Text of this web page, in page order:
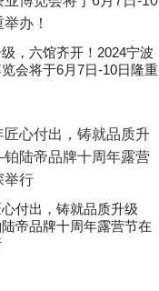
，六馆齐开！2024宁波
会将于6月7日-10日隆重
付出，铸就品质升级
帝品牌十周年露营节在